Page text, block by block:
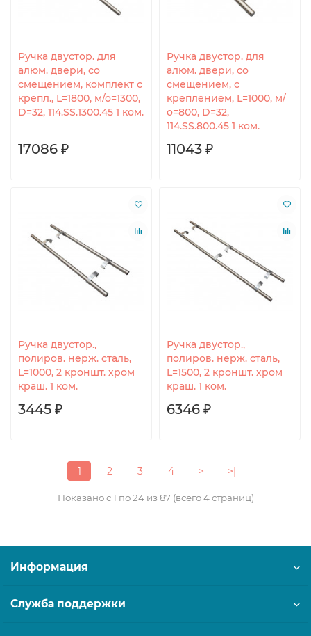
Ручка двустор. для
алюм. двери, со
смещением, комплект с
крепл., L=1800, м/о=1300,
D=32, 114.SS.1300.45 1 ком.
17086 ₽
Ручка двустор. для
алюм. двери, со
смещением, с
креплением, L=1000, м/
о=800, D=32,
114.SS.800.45 1 ком.
11043 ₽
Ручка двустор.,
полиров. нерж. сталь,
L=1000, 2 кроншт. хром
краш. 1 ком.
3445 ₽
Ручка двустор.,
полиров. нерж. сталь,
L=1500, 2 кроншт. хром
краш. 1 ком.
6346 ₽
1 2 3 4 > >|
Показано с 1 по 24 из 87 (всего 4 страниц)
Информация
Служба поддержки